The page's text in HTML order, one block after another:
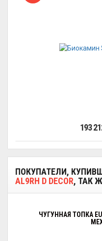
193
ПОКУПАТЕЛИ,
AL9RH D DECOR, ТАК
ЧУГУННАЯ ТОПКА